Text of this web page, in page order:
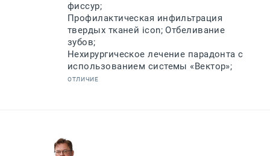
фиссур;
Профилактическая инфильтрация
твердых тканей icon; Отбеливание
зубов;
Нехирургическое лечение парадонта с
использованием системы «Вектор»;
ОТЛИЧИЕ